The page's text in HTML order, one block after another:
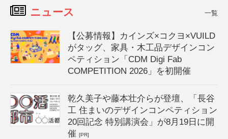
ニュース 一覧
【公募情報】カインズ×コクヨ×VUILD
がタッグ、家具・木工品デザインコン
ペティション「CDM Digi Fab
COMPETITION 2026」を初開催
乾久美子や藤本壮介らが登壇、「長谷
工 住まいのデザインコンペティション
20回記念 特別講演会」が8月19日に開
催[PR]